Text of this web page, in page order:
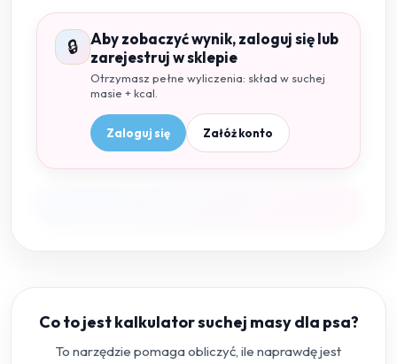
🔒
Aby zobaczyć wynik, zaloguj się lub
zarejestruj w sklepie
Otrzymasz pełne wyliczenia: skład w suchej
masie + kcal.
Zaloguj się Załóż konto
Co to jest kalkulator suchej masy dla psa?
To narzędzie pomaga obliczyć, ile naprawdę jest